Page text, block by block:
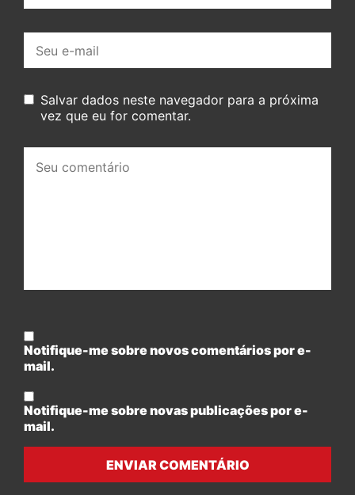
mail:
Salvar dados neste navegador para a próxima
vez que eu for comentar.
comentário:
Notifique-me sobre novos comentários por e-
mail.
Notifique-me sobre novas publicações por e-
mail.
ENVIAR COMENTÁRIO